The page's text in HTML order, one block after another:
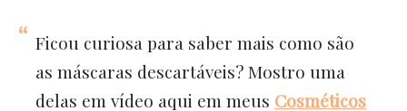
Ficou curiosa para saber mais como são
as máscaras descartáveis? Mostro uma
delas em vídeo aqui em meus Cosméticos